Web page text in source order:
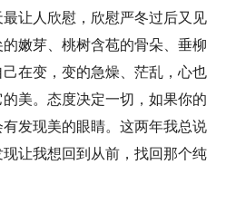
让人欣慰，欣慰严冬过后又见
嫩芽、桃树含苞的骨朵、垂柳
在变，变的急燥、茫乱，心也
美。态度决定一切，如果你的
发现美的眼睛。这两年我总说
让我想回到从前，找回那个纯